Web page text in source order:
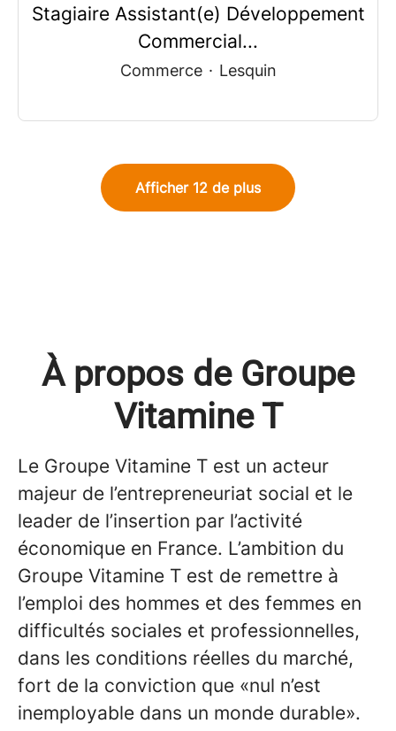
Stagiaire Assistant(e) Développement
Commercial...
Commerce · Lesquin
Afficher 12 de plus
À propos de Groupe
Vitamine T
Le Groupe Vitamine T est un acteur
majeur de l’entrepreneuriat social et le
leader de l’insertion par l’activité
économique en France. L’ambition du
Groupe Vitamine T est de remettre à
l’emploi des hommes et des femmes en
difficultés sociales et professionnelles,
dans les conditions réelles du marché,
fort de la conviction que «nul n’est
inemployable dans un monde durable».